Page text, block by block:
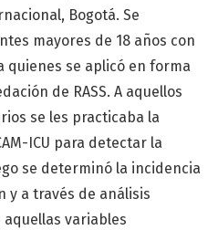
Bogotá. Se
mayores de 18 años con
quienes se aplicó en forma
de RASS. A aquellos
se les practicaba la
ICU para detectar la
se determinó la incidencia
y a través de análisis
variables